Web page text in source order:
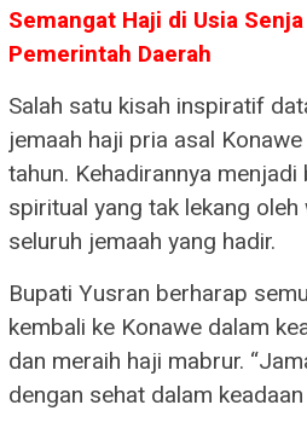
Semangat Haji di Usia
Pemerintah Daerah
Salah satu kisah inspiratif
jemaah haji pria asal
tahun. Kehadirannya
spiritual yang tak lekang
seluruh jemaah yang hadir.
Bupati Yusran berharap
kembali ke Konawe dalam
dan meraih haji mabrur.
dengan sehat dalam